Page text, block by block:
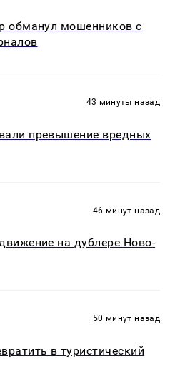
обманул мошенников с
43 минуты назад
превышение вредных
46 минут назад
на дублере Ново-
50 минут назад
в туристический